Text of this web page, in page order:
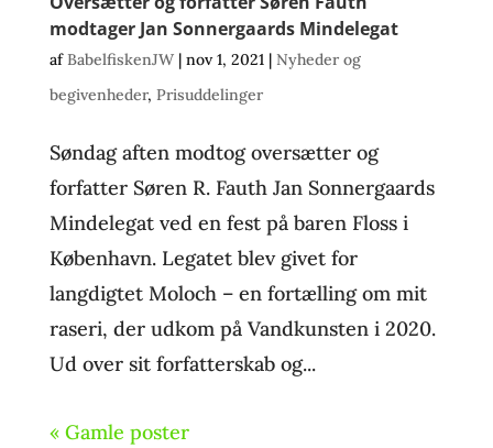
modtager Jan Sonnergaards Mindelegat
afBabelfiskenJW| nov 1, 2021| Nyheder og
begivenheder, Prisuddelinger
Søndag aften modtog oversætter og
forfatter Søren R. Fauth Jan Sonnergaards
Mindelegat ved en fest på baren Floss i
København. Legatet blev givet for
langdigtet Moloch – en fortælling om mit
raseri, der udkom på Vandkunsten i 2020.
Ud over sit forfatterskab og...
« Gamle poster